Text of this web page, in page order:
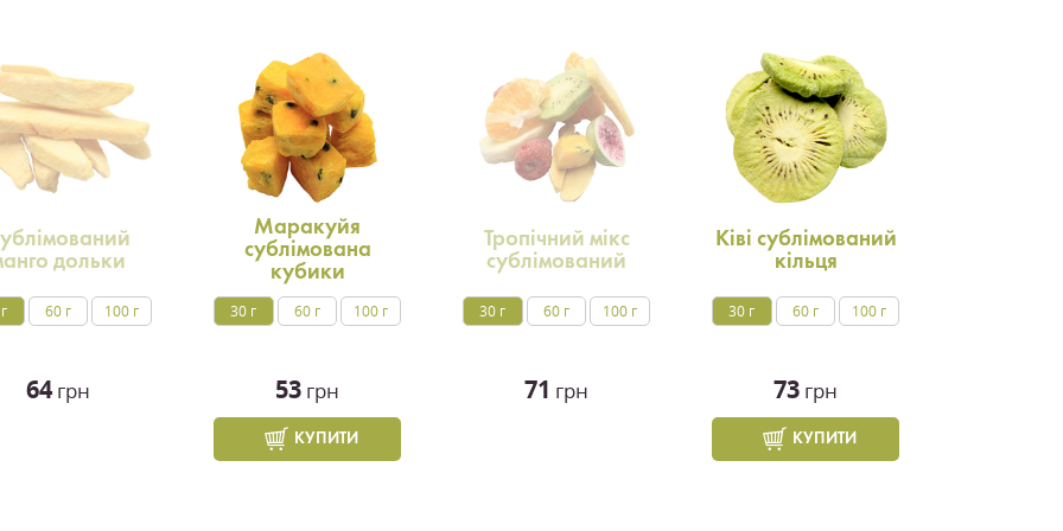
дольки
60 г 100 г
64 грн
Маракуйя
сублімована
кубики
30 г 60 г 100 г
53 грн
КУПИТИ
Тропічний мікс
сублімований
30 г 60 г 100 г
71 грн
Ківі сублімований
кільця
30 г 60 г 100 г
73 грн
КУПИТИ